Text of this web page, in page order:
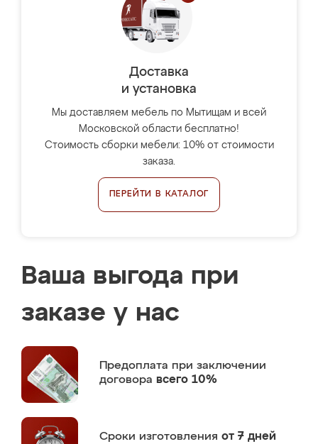
Доставка
и установка
Мы доставляем мебель по Мытищам и всей
Московской области бесплатно!
Стоимость сборки мебели: 10% от стоимости
заказа.
ПЕРЕЙТИ В КАТАЛОГ
Ваша выгода при
заказе у нас
Предоплата при заключении
договора всего 10%
Сроки изготовления от 7 дней